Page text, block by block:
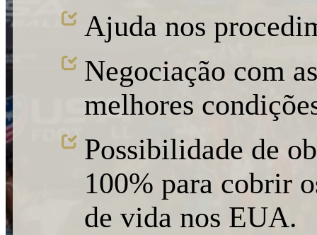
Ajuda nos
Negociação com
melhores
Possibilidade de
100% para cobrir
de vida nos EUA.